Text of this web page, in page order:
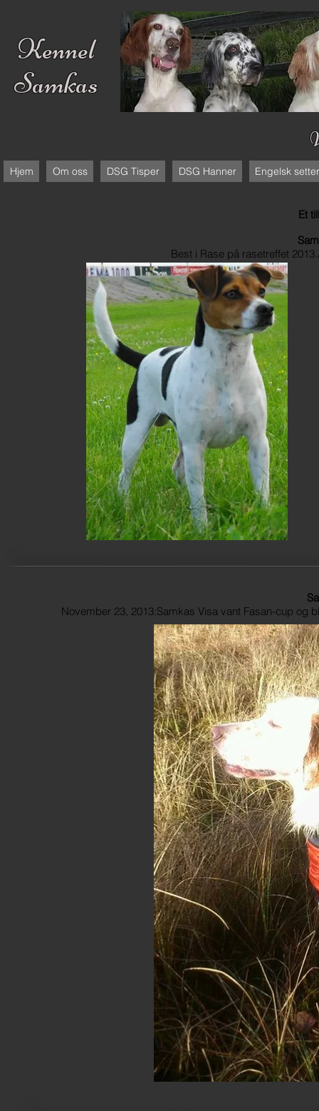
Kennel
Samkas
Hjem Om oss DSG Tisper DSG Hanner Engelsk setter
Et
Best i Rase på rasetreffet
November 23, 2013:Samkas Visa vant Fasan-cup og